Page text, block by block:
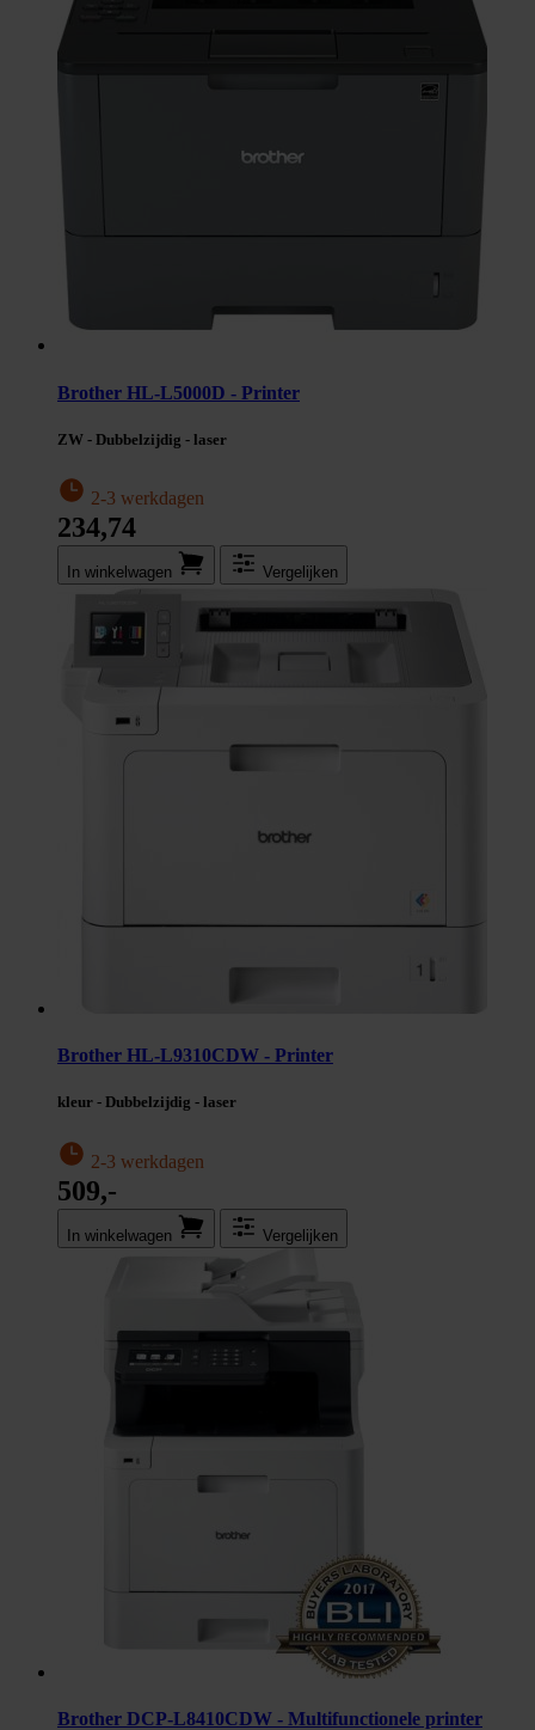
Brother HL-L5000D - Printer
ZW - Dubbelzijdig - laser
2-3 werkdagen
234,74
In winkel­wagen Vergelijken
Brother HL-L9310CDW - Printer
kleur - Dubbelzijdig - laser
2-3 werkdagen
509,-
In winkel­wagen Vergelijken
Brother DCP-L8410CDW - Multifunctionele printer